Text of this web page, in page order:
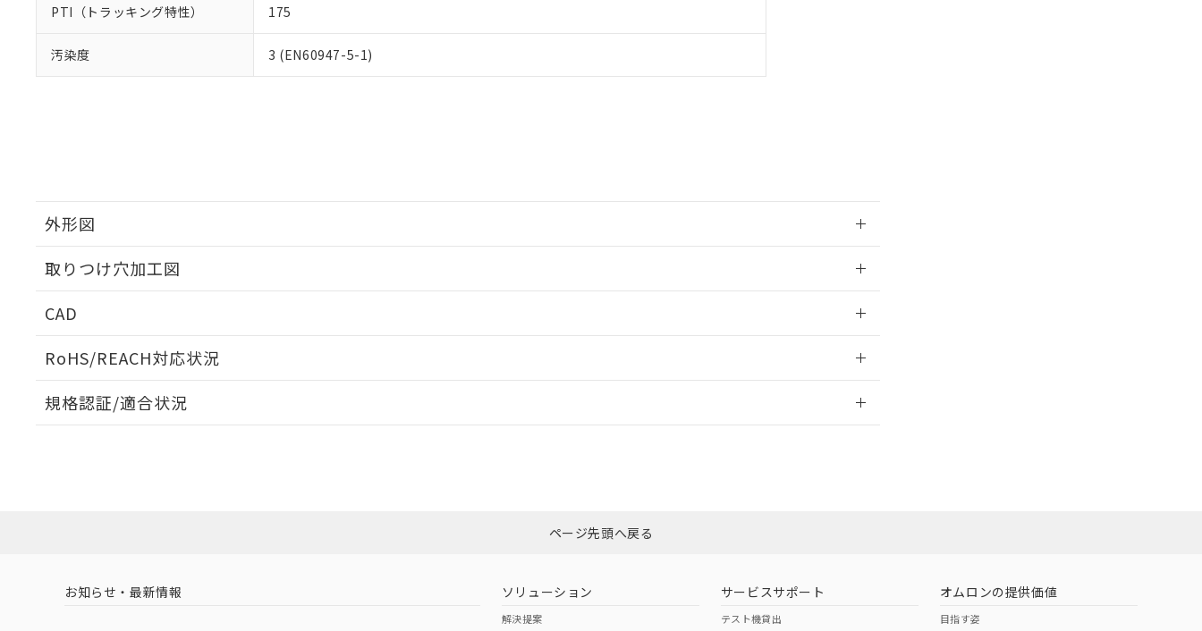
PTI（トラッキング特性） 175
汚染度 3 (EN60947-5-1)
外形図
取りつけ穴加工図
CAD
RoHS/REACH対応状況
EU RoHS 注意事項・凡例
ダウンロードはこちら
中国 RoHS 注意事項・凡例
規格認証/適合状況
（イギリス
（ノルウェー
（日本
（アメリカ
ページ先頭へ戻る
お知らせ・最新情報 ソリューション
解決提案
サービスサポート
テスト機貸出
オムロンの提供価値
目指す姿